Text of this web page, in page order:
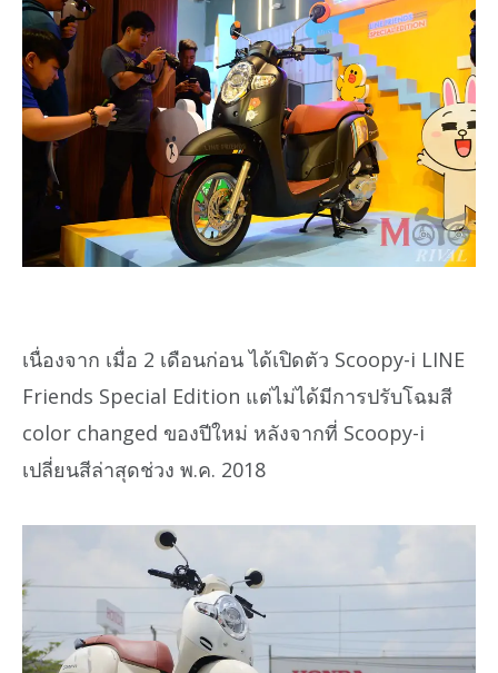
เนื่องจาก เมื่อ 2 เดือนก่อน ได้เปิดตัว Scoopy-i LINE
Friends Special Edition แต่ไม่ได้มีการปรับโฉมสี
color changed ของปีใหม่ หลังจากที่ Scoopy-i
เปลี่ยนสีล่าสุดช่วง พ.ค. 2018